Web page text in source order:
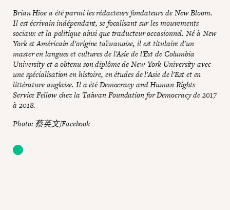
Brian Hioe a été parmi les rédacteurs fondateurs de New Bloom.
Il est écrivain indépendant, se focalisant sur les mouvements
sociaux et la politique ainsi que traducteur occasionnel. Né à New
York et Américain d'origine taïwanaise, il est titulaire d'un
master en langues et cultures de l'Asie de l'Est de Columbia
University et a obtenu son diplôme de New York University avec
une spécialisation en histoire, en études de l'Asie de l'Est et en
littérature anglaise. Il a été Democracy and Human Rights
Service Fellow chez la Taiwan Foundation for Democracy de 2017
à 2018.
Photo: 蔡英文/Facebook